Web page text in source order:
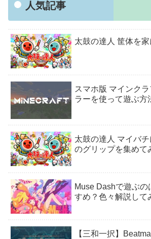
人気記事
太鼓の達人 筐体を
スマホ版 マインク
ラーを使って遊ぶ方
太鼓の達人 マイバ
のグリップを集めて
Muse Dashで遊ぶの
すめ？色々解説して
【三和一択】